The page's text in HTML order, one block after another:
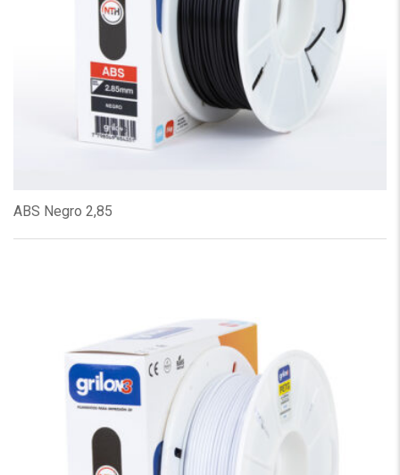
ABS Negro 2,85